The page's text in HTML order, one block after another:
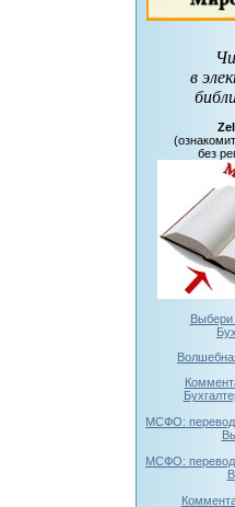
в
без
МСФО:
МСФО: